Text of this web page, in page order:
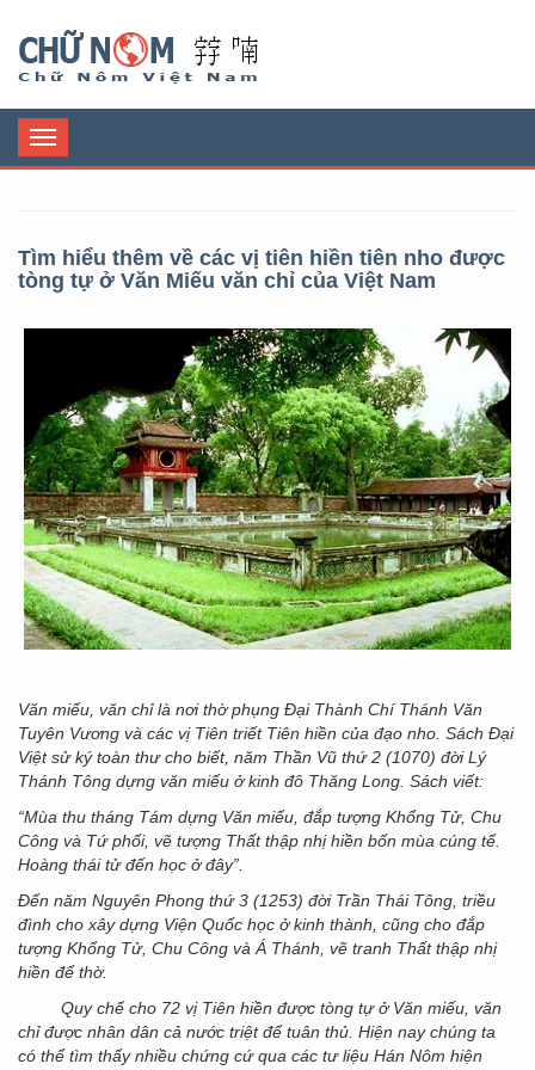
Toggle
navigation
Tìm hiểu thêm về các vị tiên hiền tiên nho được
tòng tự ở Văn Miếu văn chỉ của Việt Nam
Văn miếu, văn chỉ là nơi thờ phụng Đại Thành Chí Thánh Văn
Tuyên Vương và các vị Tiên triết Tiên hiền của đạo nho. Sách Đại
Việt sử ký toàn thư cho biết, năm Thần Vũ thứ 2 (1070) đời Lý
Thánh Tông dựng văn miếu ở kinh đô Thăng Long. Sách viết:
“Mùa thu tháng Tám dựng Văn miếu, đắp tượng Khổng Tử, Chu
Công và Tứ phối, vẽ tượng Thất thập nhị hiền bốn mùa cúng tế.
Hoàng thái tử đến học ở đây”.
Đến năm Nguyên Phong thứ 3 (1253) đời Trần Thái Tông, triều
đình cho xây dựng Viện Quốc học ở kinh thành, cũng cho đắp
tượng Khổng Tử, Chu Công và Á Thánh, vẽ tranh Thất thập nhị
hiền để thờ.
Quy chế cho 72 vị Tiên hiền được tòng tự ở Văn miếu, văn
chỉ được nhân dân cả nước triệt để tuân thủ. Hiện nay chúng ta
có thể tìm thấy nhiều chứng cứ qua các tư liệu Hán Nôm hiện